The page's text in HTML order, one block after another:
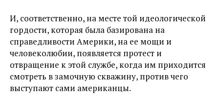
И, соответственно, на месте той идеологической
гордости, которая была базирована на
справедливости Америки, на ее мощи и
человеколюбии, появляется протест и
отвращение к этой службе, когда им приходится
смотреть в замочную скважину, против чего
выступают сами американцы.